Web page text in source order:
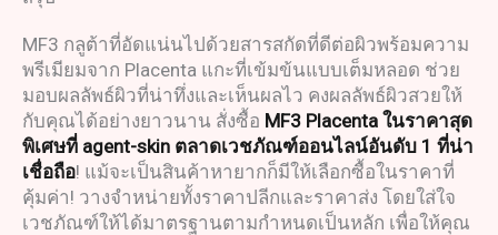
MF3 กลูต้าที่อัดแน่นไปด้วยสารสกัดที่ดีต่อผิวพร้อมความ
พรีเมียมจาก Placenta แกะที่เข้มข้นแบบเต็มหลอด ช่วย
มอบผลลัพธ์ผิวที่น่าทึ่งและเห็นผลไว คงผลลัพธ์ผิวสวยให้
กับคุณได้อย่างยาวนาน สั่งซื้อ MF3 Placenta ในราคาสุด
พิเศษที่ agent-skin ตลาดเวชภัณฑ์ออนไลน์อันดับ 1 ที่น่า
เชื่อถือ! แม้จะเป็นสินค้าหายากก็มีให้เลือกซื้อในราคาที่
คุ้มค่า! วางจำหน่ายทั้งราคาปลีกและราคาส่ง โดยใส่ใจ
เวชภัณฑ์ให้ได้มาตรฐานตามกำหนดเป็นหลัก เพื่อให้คุณ